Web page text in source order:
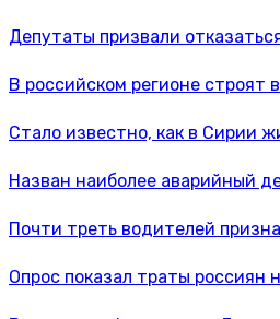
Депутаты призвали
В российском регионе строят
Стало известно, как в Сирии
Назван наиболее аварийный
Почти треть водителей
Опрос показал траты россиян